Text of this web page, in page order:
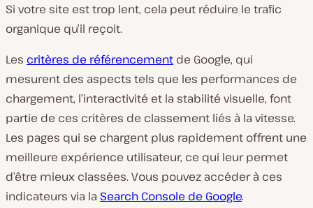
Si votre site est trop lent, cela peut réduire le trafic
organique qu’il reçoit.
Les critères de référencement de Google, qui
mesurent des aspects tels que les performances de
chargement, l’interactivité et la stabilité visuelle, font
partie de ces critères de classement liés à la vitesse.
Les pages qui se chargent plus rapidement offrent une
meilleure expérience utilisateur, ce qui leur permet
d’être mieux classées. Vous pouvez accéder à ces
indicateurs via la Search Console de Google.